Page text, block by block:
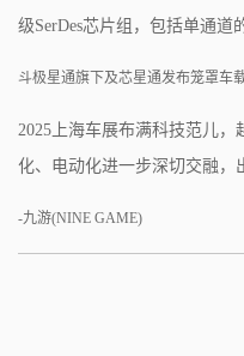
级SerDes芯片组，包括单通道
斗极星通旗下及芯星通发布笼罩车
2025上海车展布满科技范儿
化、电动化进一步深切交融，
-九游(NINE GAME)